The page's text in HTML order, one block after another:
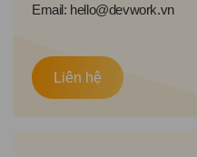
Email: hello@devwork.vn
Liên hệ